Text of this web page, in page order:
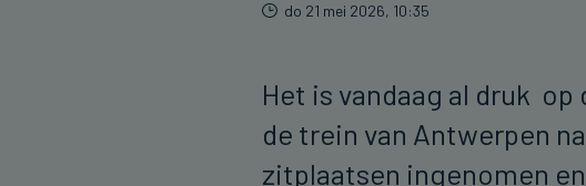
do 21 mei 2026, 10:35
Het is vandaag al druk op
de trein van Antwerpen
zitplaatsen ingenomen